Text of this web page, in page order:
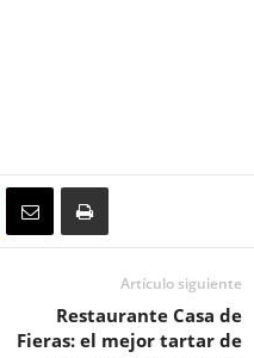
Artículo siguiente
Restaurante Casa de
Fieras: el mejor tartar de